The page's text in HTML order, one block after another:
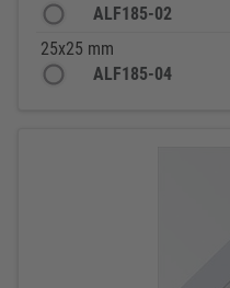
ALF185-02
25x25 mm
ALF185-04